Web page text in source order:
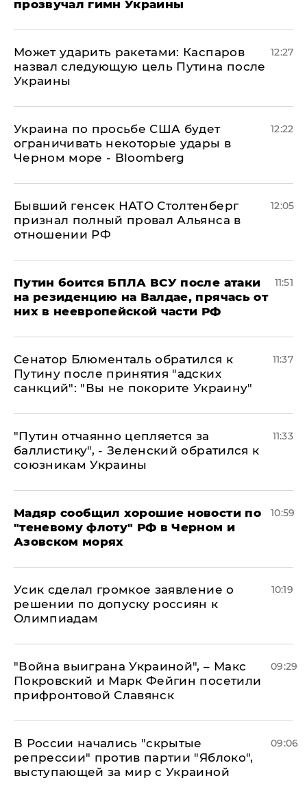
прозвучал гимн Украины
Может ударить ракетами: Каспаров
назвал следующую цель Путина после
Украины
12:27
Украина по просьбе США будет
ограничивать некоторые удары в
Черном море - Bloomberg
12:22
Бывший генсек НАТО Столтенберг
признал полный провал Альянса в
отношении РФ
12:05
Путин боится БПЛА ВСУ после атаки
на резиденцию на Валдае, прячась от
них в неевропейской части РФ
11:51
Сенатор Блюменталь обратился к
Путину после принятия "адских
санкций": "Вы не покорите Украину"
11:37
"Путин отчаянно цепляется за
баллистику", - Зеленский обратился к
союзникам Украины
11:33
Мадяр сообщил хорошие новости по
"теневому флоту" РФ в Черном и
Азовском морях
10:59
Усик сделал громкое заявление о
решении по допуску россиян к
Олимпиадам
10:19
"Война выиграна Украиной", – Макс
Покровский и Марк Фейгин посетили
прифронтовой Славянск
09:29
В России начались "скрытые
репрессии" против партии "Яблоко",
выступающей за мир с Украиной
09:06